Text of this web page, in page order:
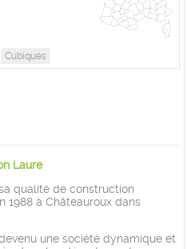
Cubiques
Laure
qualité de construction
1988 à Châteauroux dans
une société dynamique et